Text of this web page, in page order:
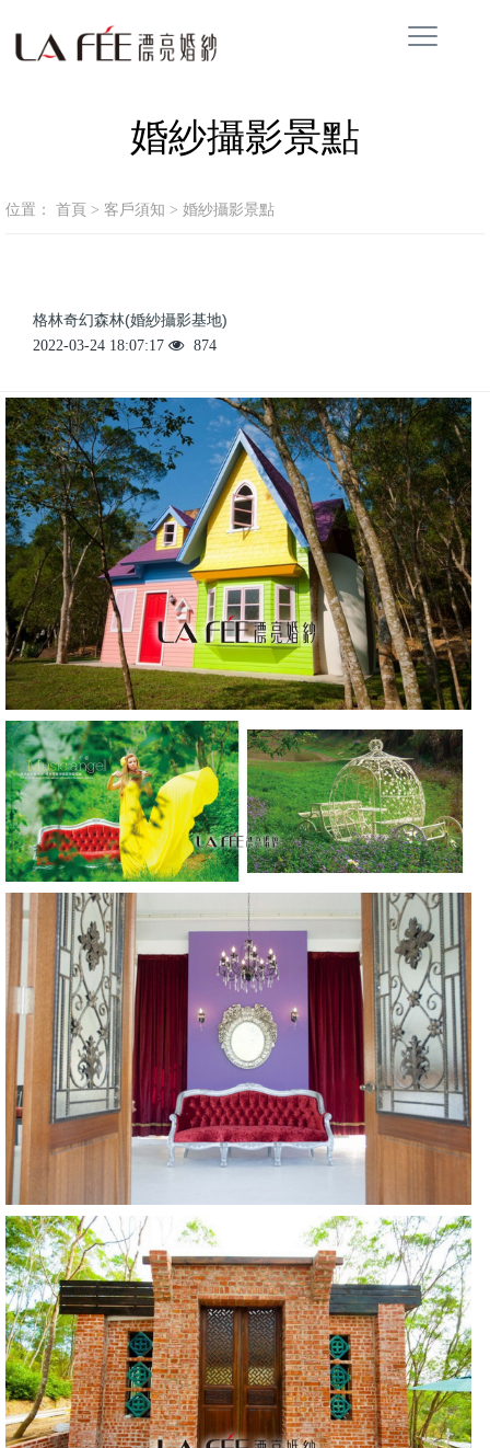
婚紗攝影景點
位置： 首頁 > 客戶須知 > 婚紗攝影景點
格林奇幻森林(婚紗攝影基地)
2022-03-24 18:07:17 874